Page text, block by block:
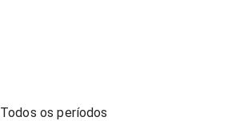
Todos os períodos